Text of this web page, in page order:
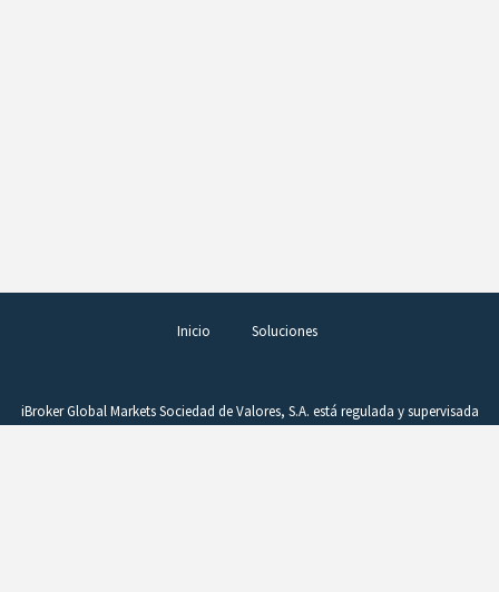
Inicio Soluciones
iBroker Global Markets Sociedad de Valores, S.A. está regulada y supervisada